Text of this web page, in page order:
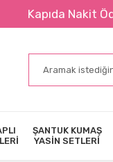
Ödeme İmkanı
ŞANTUK KUMAŞ
YASİN SETLERİ